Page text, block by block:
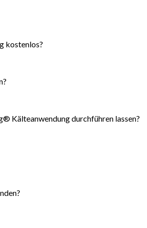
kostenlos?
Kälteanwendung durchführen lassen?